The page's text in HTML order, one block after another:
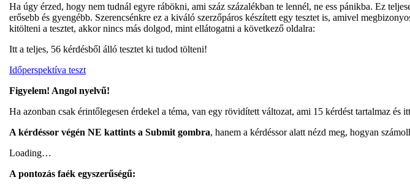
Ha úgy érzed, hogy nem tudnál egyre rábökni, ami száz százalékban te lennél, ne ess pánikba. Ez
erősebb és gyengébb. Szerencsénkre ez a kiváló szerzőpáros készített egy tesztet is, amivel
kitölteni a tesztet, akkor nincs más dolgod, mint ellátogatni a következő oldalra:
Itt a teljes, 56 kérdésből álló tesztet ki tudod tölteni!
Időperspektíva teszt
Figyelem! Angol nyelvű!
Ha azonban csak érintőlegesen érdekel a téma, van egy rövidített változat, ami 15 kérdést tartalmaz és
A kérdéssor végén NE kattints a Submit gombra, hanem a kérdéssor alatt nézd meg, hogyan
Loading…
A pontozás faék egyszerűségű: